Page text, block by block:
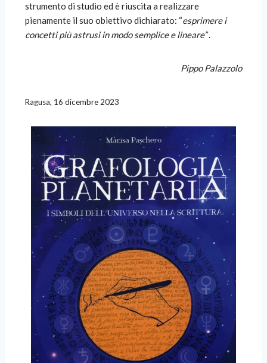
strumento di studio ed è riuscita a realizzare
pienamente il suo obiettivo dichiarato: “esprimere i
concetti più astrusi in modo semplice e lineare”.
Pippo Palazzolo
Ragusa, 16 dicembre 2023